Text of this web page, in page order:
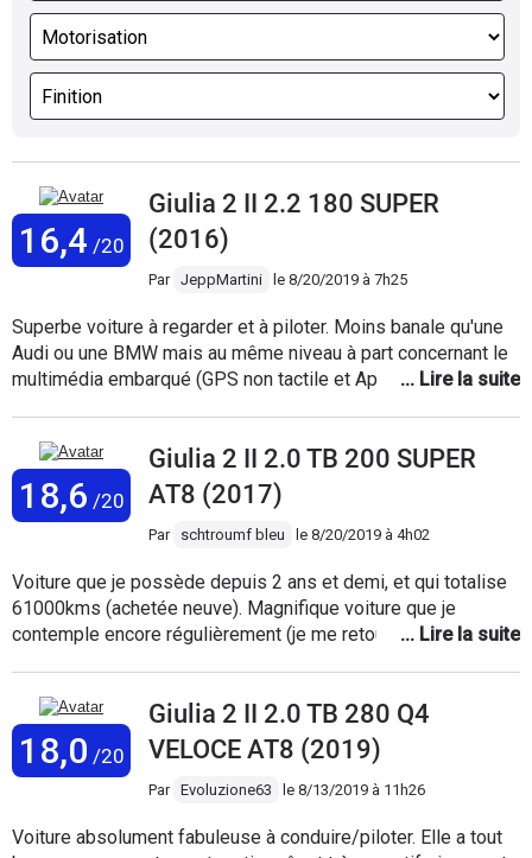
16,4 /20
Giulia 2 II 2.2 180 SUPER
(2016)
Par JeppMartini le 8/20/2019 à 7h25
Superbe voiture à regarder et à piloter. Moins banale qu'une
Audi ou une BMW mais au même niveau à part concernant le
multimédia embarqué (GPS non tactile et Apple Car Play non
sonore à charge. Richement dotée de série, son prix est très
intéressant avec les remises. Concernant l'aspect pratique,
c'est une berline. L'ouverture du coffre est un peu étroite et
les sièges arrières sont rabattables en options (attention si
plastiques moussés... Une voiture qui vaut le détour et qui
mérite plus de succès qu'actuellement.
18,6 /20
Giulia 2 II 2.0 TB 200 SUPER
AT8 (2017)
Par schtroumf bleu le 8/20/2019 à 4h02
Voiture que je possède depuis 2 ans et demi, et qui totalise
61000kms (achetée neuve). Magnifique voiture que je
contemple encore régulièrement (je me retourne encore
même passionnante à conduire grâce à sa direction très
directe et à son châssis. Boite automatique AT8, très efficace
et réactive (quelques accoups de transmission en mode
dynamic). Voiture confortable et silencieuse (seul les bruits
d'air) Vraiment une voiture excellente, que je vais vendre,
18,0 /20
Giulia 2 II 2.0 TB 280 Q4
VELOCE AT8 (2019)
Par Evoluzione63 le 8/13/2019 à 11h26
Voiture absolument fabuleuse à conduire/piloter. Elle a tout